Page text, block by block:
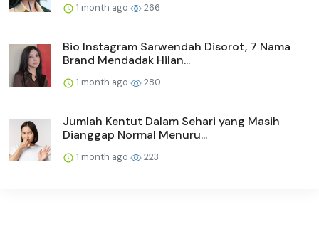
1 month ago 266
Bio Instagram Sarwendah Disorot, 7 Nama
Brand Mendadak Hilan...
1 month ago 280
Jumlah Kentut Dalam Sehari yang Masih
Dianggap Normal Menuru...
1 month ago 223